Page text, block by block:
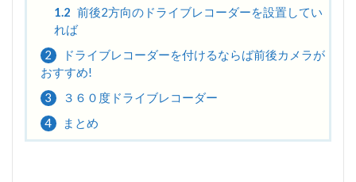
1.2 前後2方向のドライブレコーダーを設置してい
れば
2
ドライブレコーダーを付けるならば前後カメラが
おすすめ!
3
３６０度ドライブレコーダー
4
まとめ